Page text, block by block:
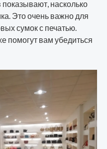
насколько
Это очень важно для
сумок с печатью.
помогут вам убедиться